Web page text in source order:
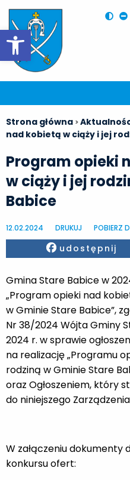
Otwórz pasek narzędzi
Strona główna >
nad kobietą w ciąży i jej
Program opieki
w ciąży i jej
Babice
12.02.2024 DRUKUJ POBIERZ
Facebook
udostępnij
Gmina Stare Babice w
„Program opieki nad
w Gminie Stare Babice”,
Nr 38/2024 Wójta Gminy
2024 r. w sprawie
na realizację „Programu
rodziną w Gminie Stare
oraz Ogłoszeniem, który
do niniejszego
W załączeniu
konkursu ofert: